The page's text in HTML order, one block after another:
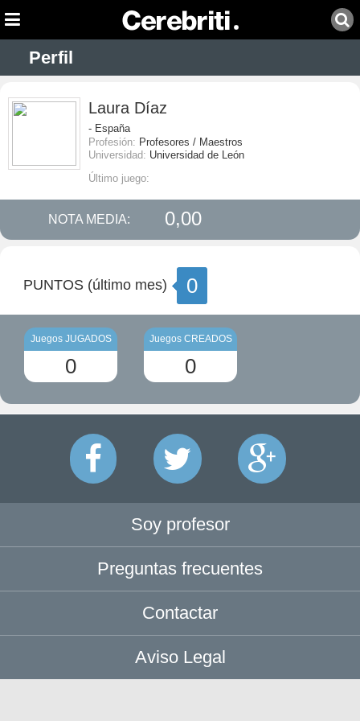
Perfil
Laura Díaz
- España
Profesión: Profesores / Maestros
Universidad: Universidad de León
Último juego:
NOTA MEDIA: 0,00
PUNTOS (último mes) 0
Juegos JUGADOS
0
Juegos CREADOS
0
Soy profesor
Preguntas frecuentes
Contactar
Aviso Legal